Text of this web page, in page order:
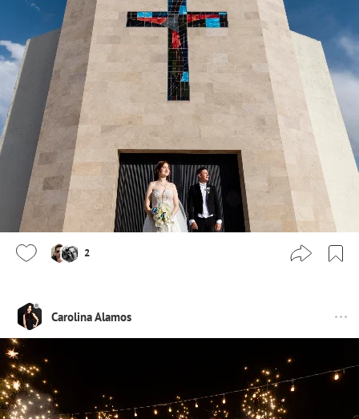
2
Carolina Alamos